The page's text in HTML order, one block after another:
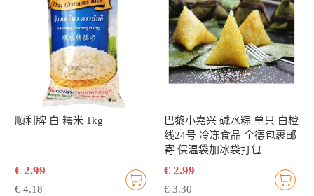
顺利牌 白 糯米 1kg
€ 2.99
€ 4.18
巴黎小嘉兴 碱水粽 单只 白橙
线24号 冷冻食品 全德包裹邮
寄 保温袋加冰袋打包
€ 2.99
€ 3.30